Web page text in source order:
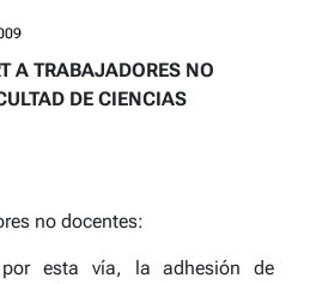
A TRABAJADORES NO
DE CIENCIAS
no docentes:
esta vía, la adhesión de